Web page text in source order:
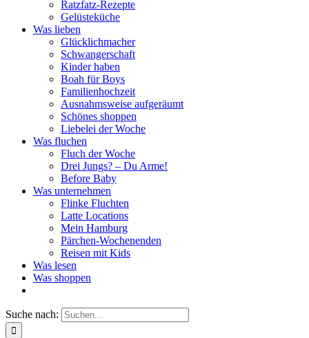
Ratzfatz-Rezepte
Gelüsteküche
Was lieben
Glücklichmacher
Schwangerschaft
Kinder haben
Boah für Boys
Familienhochzeit
Ausnahmsweise aufgeräumt
Schönes shoppen
Liebelei der Woche
Was fluchen
Fluch der Woche
Drei Jungs? – Du Arme!
Before Baby
Was unternehmen
Flinke Fluchten
Latte Locations
Mein Hamburg
Pärchen-Wochenenden
Reisen mit Kids
Was lesen
Was shoppen
Suche nach: